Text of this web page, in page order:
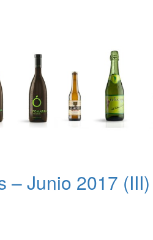
– Junio 2017 (III)